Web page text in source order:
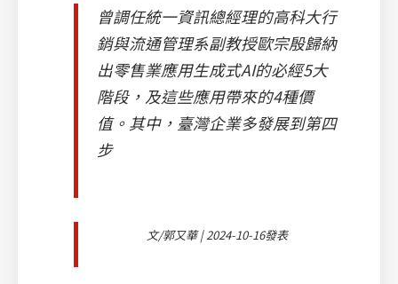
曾調任統一資訊總經理的高科大行
銷與流通管理系副教授歐宗殷歸納
出零售業應用生成式AI的必經5大
階段，及這些應用帶來的4種價
值。其中，臺灣企業多發展到第四
步
文/郭又華 | 2024-10-16發表